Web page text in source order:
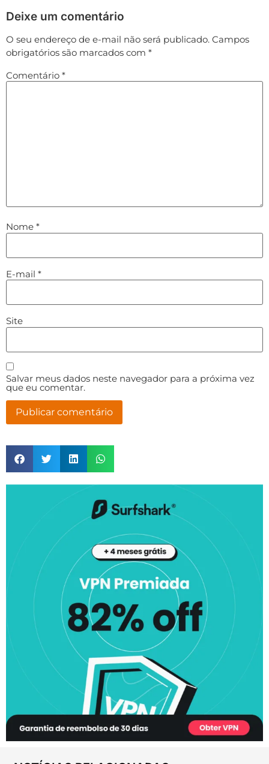
Deixe um comentário
O seu endereço de e-mail não será publicado. Campos
obrigatórios são marcados com *
Comentário *
Nome *
E-mail *
Site
Salvar meus dados neste navegador para a próxima vez
que eu comentar.